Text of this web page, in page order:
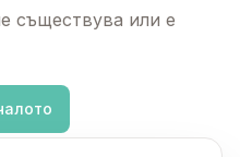
съществува или е